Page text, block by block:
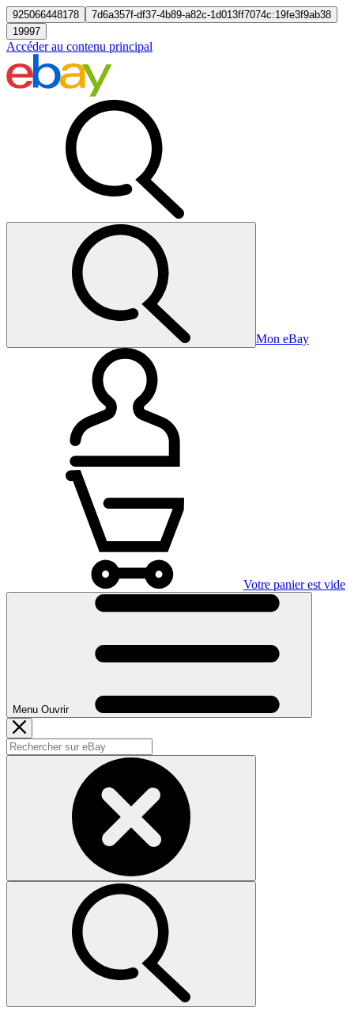
925066448178
7d6a357f-df37-4b89-a82c-1d013ff7074c:19fe3f9ab38
19997
Accéder au contenu principal
Mon eBay
Votre panier est vide
Menu Ouvrir